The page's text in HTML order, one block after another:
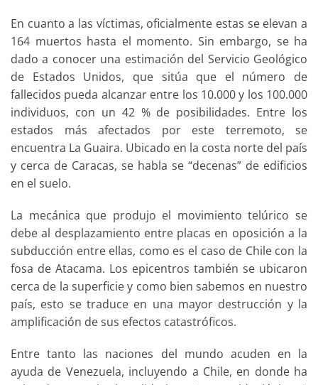
En cuanto a las víctimas, oficialmente estas se elevan a
164 muertos hasta el momento. Sin embargo, se ha
dado a conocer una estimación del Servicio Geológico
de Estados Unidos, que sitúa que el número de
fallecidos pueda alcanzar entre los 10.000 y los 100.000
individuos, con un 42 % de posibilidades. Entre los
estados más afectados por este terremoto, se
encuentra La Guaira. Ubicado en la costa norte del país
y cerca de Caracas, se habla se “decenas” de edificios
en el suelo.
La mecánica que produjo el movimiento telúrico se
debe al desplazamiento entre placas en oposición a la
subducción entre ellas, como es el caso de Chile con la
fosa de Atacama. Los epicentros también se ubicaron
cerca de la superficie y como bien sabemos en nuestro
país, esto se traduce en una mayor destrucción y la
amplificación de sus efectos catastróficos.
Entre tanto las naciones del mundo acuden en la
ayuda de Venezuela, incluyendo a Chile, en donde ha